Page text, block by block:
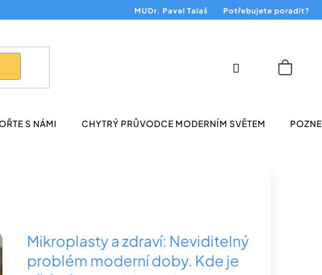
MUDr. Pavel Talaš Potřebujete poradit?
S NÁMI CHYTRÝ PRŮVODCE MODERNÍM SVĚTEM
Přihlášení
Mikroplasty a zdraví: Neviditelný
problém moderní doby. Kde je